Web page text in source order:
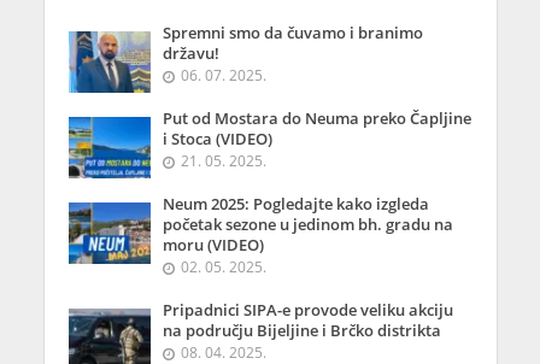
Spremni smo da čuvamo i branimo
državu!
06. 07. 2025.
Put od Mostara do Neuma preko Čapljine
i Stoca (VIDEO)
21. 05. 2025.
Neum 2025: Pogledajte kako izgleda
početak sezone u jedinom bh. gradu na
moru (VIDEO)
02. 05. 2025.
Pripadnici SIPA-e provode veliku akciju
na području Bijeljine i Brčko distrikta
08. 04. 2025.